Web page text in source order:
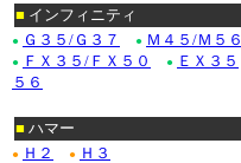
■ インフィニティ
● Ｇ３５/Ｇ３７ ● Ｍ４５/Ｍ５６
● ＦＸ３５/ＦＸ５０ ● ＥＸ３５
５６
■ ハマー
● Ｈ２ ● Ｈ３